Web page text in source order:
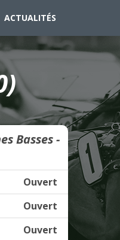
ACTUALITÉS
Basses -
Ouvert
Ouvert
Ouvert